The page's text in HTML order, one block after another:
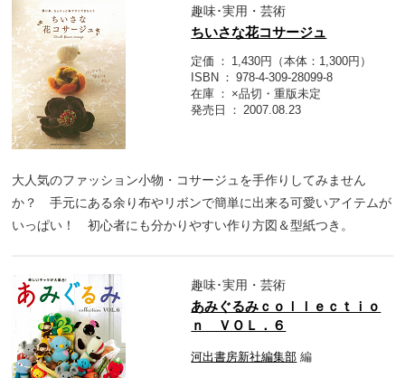
趣味･実用・芸術
ちいさな花コサージュ
定価
1,430円（本体：1,300円）
ISBN
978-4-309-28099-8
在庫
×品切・重版未定
発売日
2007.08.23
大人気のファッション小物・コサージュを手作りしてみません
か？ 手元にある余り布やリボンで簡単に出来る可愛いアイテムが
いっぱい！ 初心者にも分かりやすい作り方図＆型紙つき。
趣味･実用・芸術
あみぐるみｃｏｌｌｅｃｔｉｏ
ｎ ＶＯＬ．６
河出書房新社編集部 編